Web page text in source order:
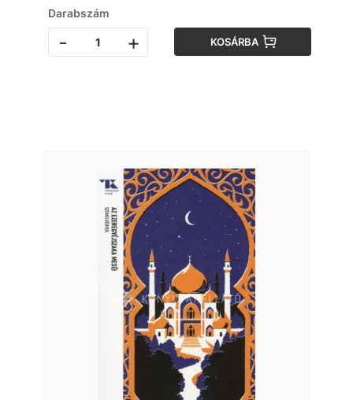
Darabszám
- + KOSÁRBA